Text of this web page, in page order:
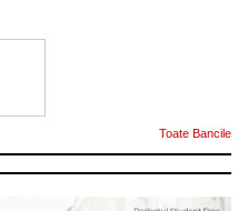
Toate Bancile